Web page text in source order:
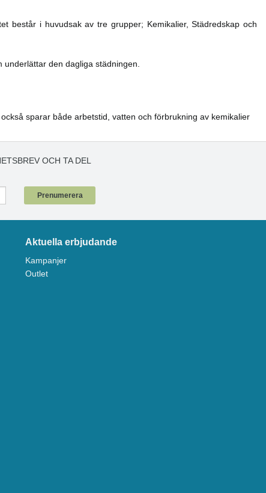
består i huvudsak av tre grupper; Kemikalier, Städredskap och
den dagliga städningen.
sparar både arbetstid, vatten och förbrukning av kemikalier
OCH TA DEL
Prenumerera
Aktuella erbjudande
Kampanjer
Outlet